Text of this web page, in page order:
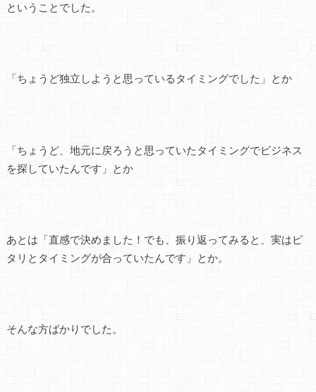
ということでした。
「ちょうど独立しようと思っているタイミングでした」とか
「ちょうど、地元に戻ろうと思っていたタイミングでビジネス
を探していたんです」とか
あとは「直感で決めました！でも、振り返ってみると、実はピ
タリとタイミングが合っていたんです」とか。
そんな方ばかりでした。